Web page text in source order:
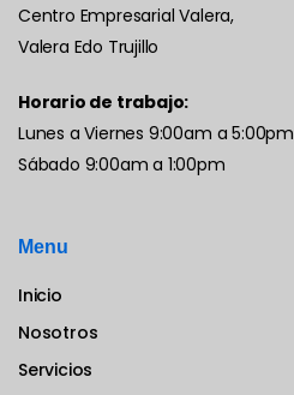
Centro Empresarial Valera,
Valera Edo Trujillo
Horario de trabajo:
Lunes a Viernes 9:00am a 5:00pm
Sábado 9:00am a 1:00pm
Menu
Inicio
Nosotros
Servicios